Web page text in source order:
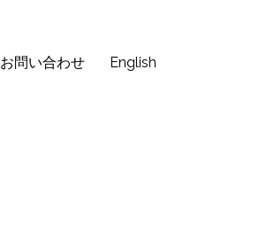
お問い合わせ English